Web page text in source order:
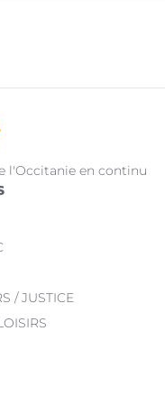
l'Occitanie en continu
/ JUSTICE